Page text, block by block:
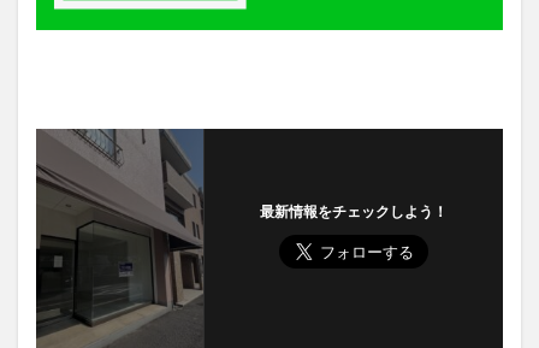
最新情報をチェックしよう！